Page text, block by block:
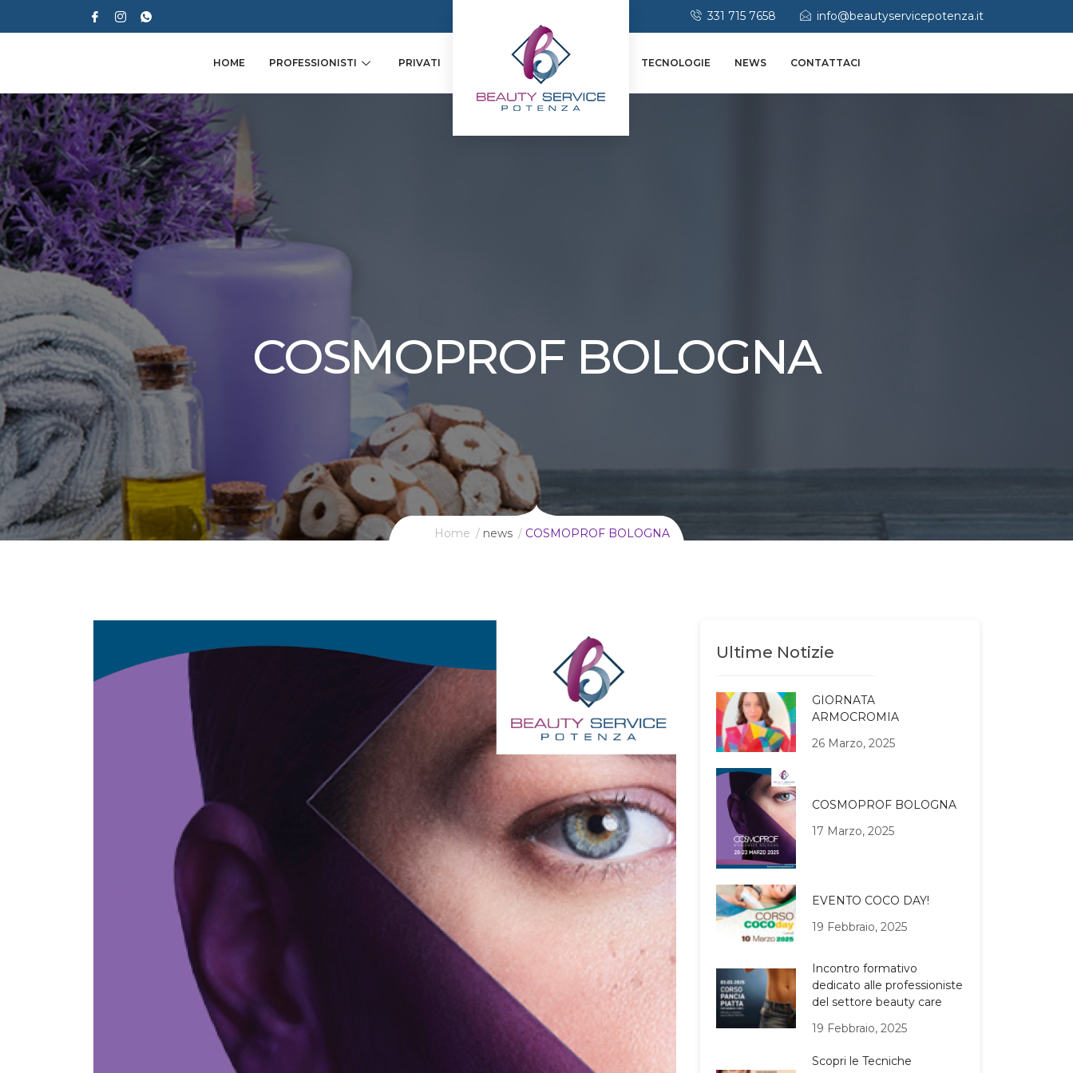
331 715 7658 info@beautyservicepotenza.it
HOME PROFESSIONISTI PRIVATI TECNOLOGIE NEWS CONTATTACI
COSMOPROF BOLOGNA
Home news COSMOPROF BOLOGNA
Ultime Notizie
GIORNATA
ARMOCROMIA
26 Marzo, 2025
COSMOPROF BOLOGNA
17 Marzo, 2025
EVENTO COCO DAY!
19 Febbraio, 2025
Incontro formativo
dedicato alle professioniste
del settore beauty care
19 Febbraio, 2025
Scopri le Tecniche